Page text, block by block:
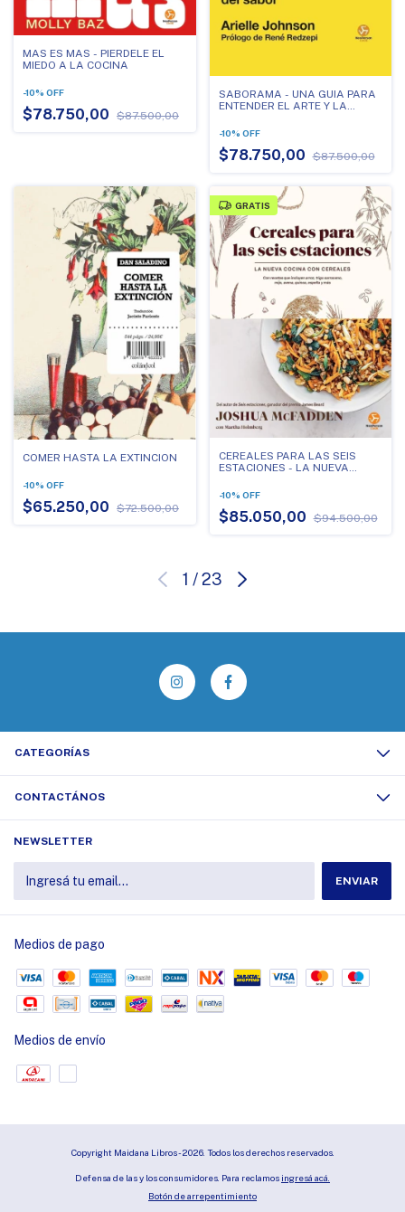
MAS ES MAS - PIERDELE EL
MIEDO A LA COCINA
-10% OFF
$78.750,00 $87.500,00
SABORAMA - UNA GUIA PARA
ENTENDER EL ARTE Y LA
-10% OFF
$78.750,00 $87.500,00
COMER HASTA LA EXTINCION
-10% OFF
$65.250,00 $72.500,00
GRATIS
CEREALES PARA LAS SEIS
ESTACIONES - LA NUEVA
-10% OFF
$85.050,00 $94.500,00
1 /23
CATEGORÍAS
CONTACTÁNOS
NEWSLETTER
Medios de pago
Medios de envío
Copyright Maidana Libros - 2026. Todos los derechos reservados.
Defensa de las y los consumidores. Para reclamos ingresá acá.
Botón de arrepentimiento